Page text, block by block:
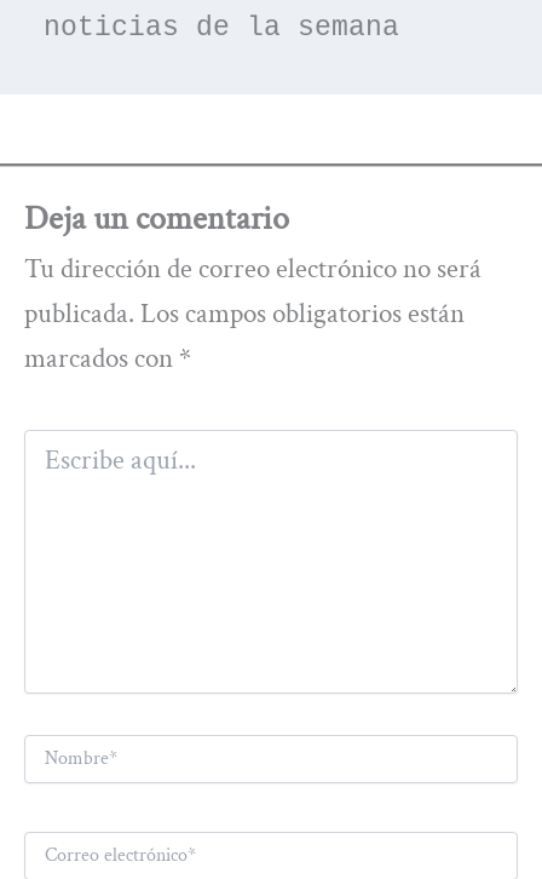
noticias de la semana
Deja un comentario
Tu dirección de correo electrónico no será
publicada. Los campos obligatorios están
marcados con *
Escribe
aquí...
Nombre*
Correo
electrónico*